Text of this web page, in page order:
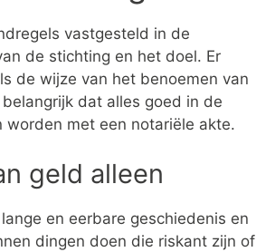
vastgesteld in de
de stichting en het doel. Er
de wijze van het benoemen van
dat alles goed in de
met een notariële akte.
geld alleen
en eerbare geschiedenis en
dingen doen die riskant zijn of